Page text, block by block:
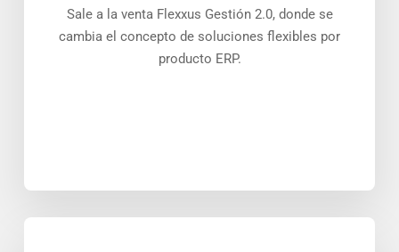
Sale a la venta Flexxus Gestión 2.0, donde se
cambia el concepto de soluciones flexibles por
producto ERP.